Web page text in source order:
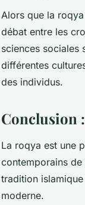
Alors que la
débat entre les
sciences sociales
différentes
des individus.
Conclusion
La roqya est une
contemporains
tradition
moderne.